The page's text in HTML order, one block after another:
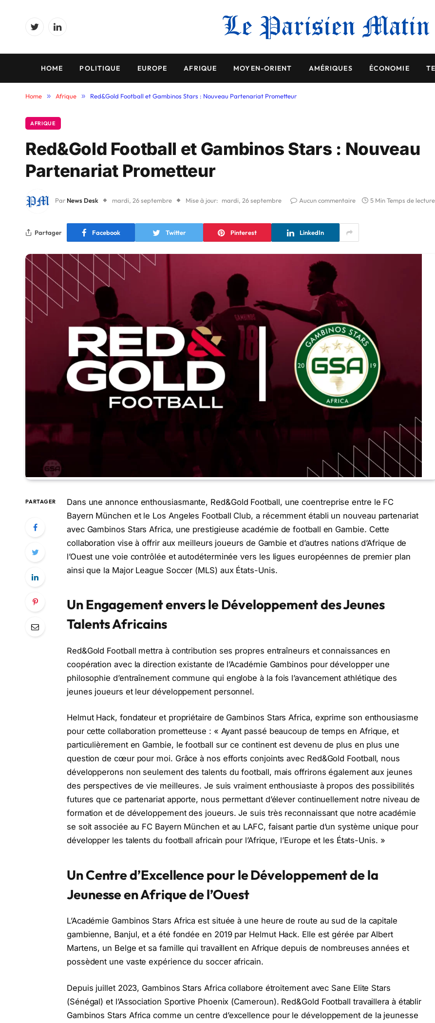
TwitterLinkedIn
HOME POLITIQUE EUROPE AFRIQUE MOYEN-ORIENT AMÉRIQUES ÉCONOMIE
Home » Afrique » Red&Gold Football et Gambinos Stars : Nouveau Partenariat Prometteur
AFRIQUE
Red&Gold Football et Gambinos Stars : Nouveau
Partenariat Prometteur
Par News Desk mardi, 26 septembre Mise à jour: mardi, 26 septembre Aucun commentaire 5 Min Temps de lecture
Partager Facebook Twitter Pinterest LinkedIn
PARTAGER
Dans une annonce enthousiasmante, Red&Gold Football, une coentreprise entre le FC
Bayern München et le Los Angeles Football Club, a récemment établi un nouveau partenariat
avec Gambinos Stars Africa, une prestigieuse académie de football en Gambie. Cette
collaboration vise à offrir aux meilleurs joueurs de Gambie et d’autres nations d’Afrique de
l’Ouest une voie contrôlée et autodéterminée vers les ligues européennes de premier plan
ainsi que la Major League Soccer (MLS) aux États-Unis.
Un Engagement envers le Développement des Jeunes
Talents Africains
Red&Gold Football mettra à contribution ses propres entraîneurs et connaissances en
coopération avec la direction existante de l’Académie Gambinos pour développer une
philosophie d’entraînement commune qui englobe à la fois l’avancement athlétique des
jeunes joueurs et leur développement personnel.
Helmut Hack, fondateur et propriétaire de Gambinos Stars Africa, exprime son enthousiasme
pour cette collaboration prometteuse : « Ayant passé beaucoup de temps en Afrique, et
particulièrement en Gambie, le football sur ce continent est devenu de plus en plus une
question de cœur pour moi. Grâce à nos efforts conjoints avec Red&Gold Football, nous
développerons non seulement des talents du football, mais offrirons également aux jeunes
des perspectives de vie meilleures. Je suis vraiment enthousiaste à propos des possibilités
futures que ce partenariat apporte, nous permettant d’élever continuellement notre niveau de
formation et de développement des joueurs. Je suis très reconnaissant que notre académie
se soit associée au FC Bayern München et au LAFC, faisant partie d’un système unique pour
développer les talents du football africain pour l’Afrique, l’Europe et les États-Unis. »
Un Centre d’Excellence pour le Développement de la
Jeunesse en Afrique de l’Ouest
L’Académie Gambinos Stars Africa est située à une heure de route au sud de la capitale
gambienne, Banjul, et a été fondée en 2019 par Helmut Hack. Elle est gérée par Albert
Martens, un Belge et sa famille qui travaillent en Afrique depuis de nombreuses années et
possèdent une vaste expérience du soccer africain.
Depuis juillet 2023, Gambinos Stars Africa collabore étroitement avec Sane Elite Stars
(Sénégal) et l’Association Sportive Phoenix (Cameroun). Red&Gold Football travaillera à établir
Gambinos Stars Africa comme un centre d’excellence pour le développement de la jeunesse